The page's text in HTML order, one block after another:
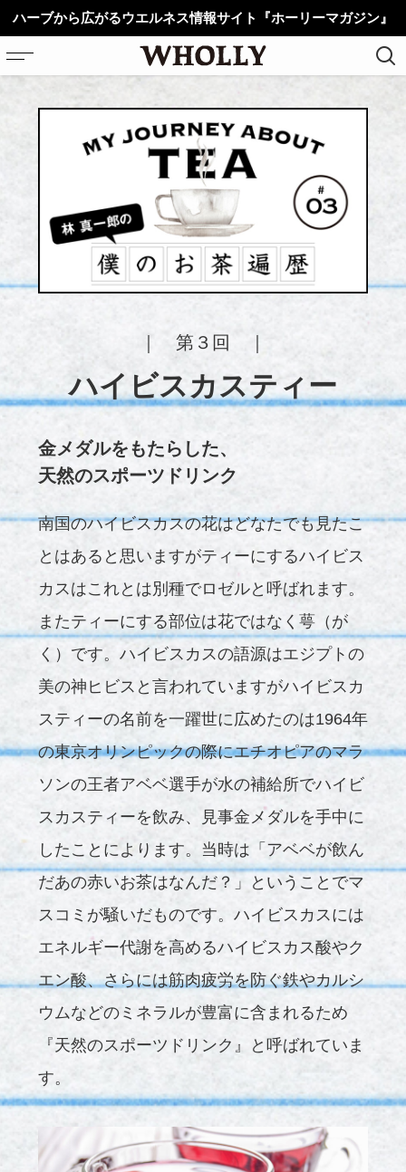
ホーム
植物
こころ
からだ
ライフスタイル
薬草図鑑
ハーブから広がるウエルネス情報サイト『ホーリーマガジン』
｜ 第３回 ｜
ハイビスカスティー
金メダルをもたらした、
天然のスポーツドリンク
南国のハイビスカスの花はどなたでも見たこ
とはあると思いますがティーにするハイビス
カスはこれとは別種でロゼルと呼ばれます。
またティーにする部位は花ではなく萼（が
く）です。ハイビスカスの語源はエジプトの
美の神ヒビスと言われていますがハイビスカ
スティーの名前を一躍世に広めたのは1964年
の東京オリンピックの際にエチオピアのマラ
ソンの王者アベベ選手が水の補給所でハイビ
スカスティーを飲み、見事金メダルを手中に
したことによります。当時は「アベベが飲ん
だあの赤いお茶はなんだ？」ということでマ
スコミが騒いだものです。ハイビスカスには
エネルギー代謝を高めるハイビスカス酸やク
エン酸、さらには筋肉疲労を防ぐ鉄やカルシ
ウムなどのミネラルが豊富に含まれるため
『天然のスポーツドリンク』と呼ばれていま
す。